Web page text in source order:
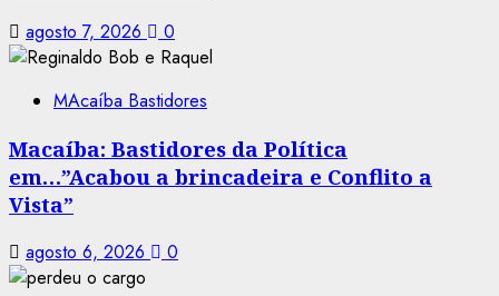
agosto 7, 2026 0
MAcaíba Bastidores
Macaíba: Bastidores da Política
em…”Acabou a brincadeira e Conflito a
Vista”
agosto 6, 2026 0